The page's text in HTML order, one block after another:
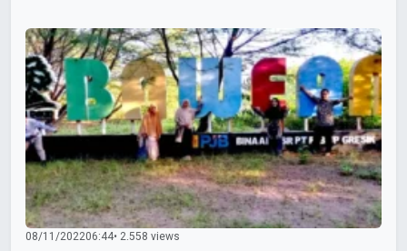
08/11/202206:44• 2.558 views